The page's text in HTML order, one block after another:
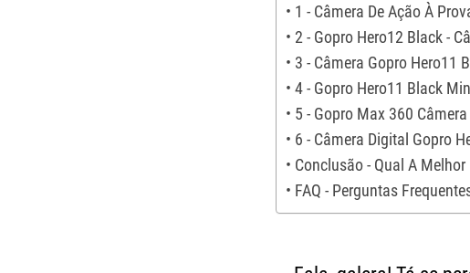
1 - Câmera De Ação À
2 - Gopro Hero12 Black -
3 - Câmera Gopro Hero11
4 - Gopro Hero11 Black
5 - Gopro Max 360
6 - Câmera Digital Gopro
Conclusão - Qual A Melhor
FAQ - Perguntas